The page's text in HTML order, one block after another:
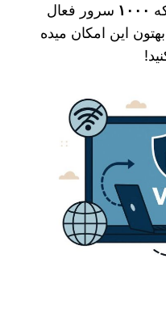
۱۰۰۰ سرور فعال
این امکان میده